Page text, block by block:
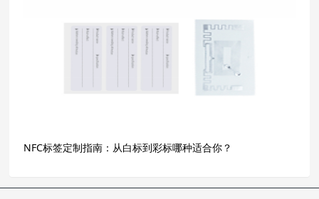
NFC标签定制指南：从白标到彩标哪种适合你？